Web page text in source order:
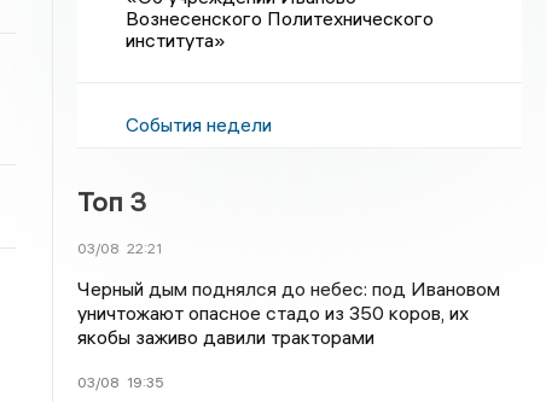
Вознесенского Политехнического
института»
События недели
Топ 3
03/08 22:21
Черный дым поднялся до небес: под Ивановом
уничтожают опасное стадо из 350 коров, их
якобы заживо давили тракторами
03/08 19:35